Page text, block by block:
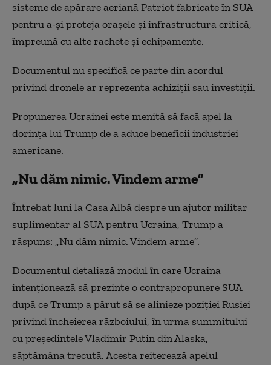
sisteme de apărare aeriană Patriot fabricate în SUA
pentru a-și proteja orașele și infrastructura critică,
împreună cu alte rachete și echipamente.
Documentul nu specifică ce parte din acordul
privind dronele ar reprezenta achiziții sau investiții.
Propunerea Ucrainei este menită să facă apel la
dorința lui Trump de a aduce beneficii industriei
americane.
„Nu dăm nimic. Vindem arme”
Întrebat luni la Casa Albă despre un ajutor militar
suplimentar al SUA pentru Ucraina, Trump a
răspuns: „Nu dăm nimic. Vindem arme”.
Documentul detaliază modul în care Ucraina
intenționează să prezinte o contrapropunere SUA
după ce Trump a părut să se alinieze poziției Rusiei
privind încheierea războiului, în urma summitului
cu președintele Vladimir Putin din Alaska,
săptămâna trecută. Acesta reiterează apelul